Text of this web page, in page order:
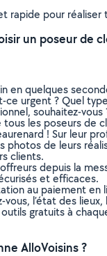
rapide pour réaliser
un poseur de
en quelques
ce urgent ? Quel
souhaitez-vous
tous les poseurs de
! Sur leur
photos de leurs
clients.
depuis la
et efficaces.
au paiement en
vous, l’état des
gratuits à
AlloVoisins ?